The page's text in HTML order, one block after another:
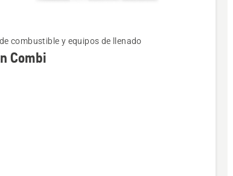
combustible y equipos de llenado
Combi